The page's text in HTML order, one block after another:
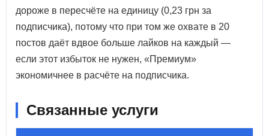
дороже в пересчёте на единицу (0,23 грн за
подписчика), потому что при том же охвате в 20
постов даёт вдвое больше лайков на каждый —
если этот избыток не нужен, «Премиум»
экономичнее в расчёте на подписчика.
Связанные услуги